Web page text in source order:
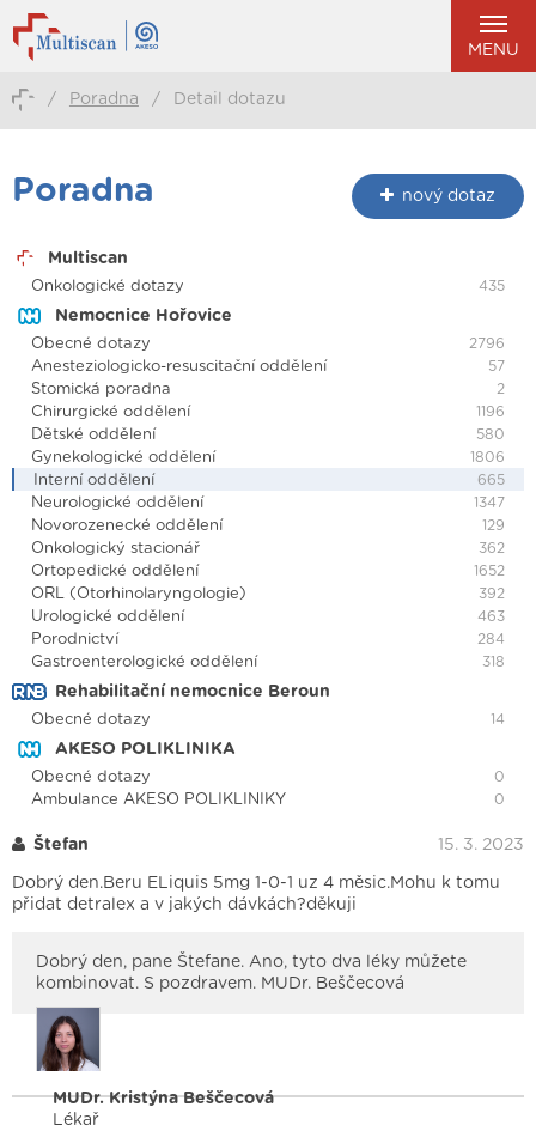
MENU
/ Poradna / Detail dotazu
Poradna nový dotaz
Multiscan
Onkologické dotazy 435
Nemocnice Hořovice
Obecné dotazy 2796
Anesteziologicko-resuscitační oddělení 57
Stomická poradna 2
Chirurgické oddělení 1196
Dětské oddělení 580
Gynekologické oddělení 1806
Interní oddělení 665
Neurologické oddělení 1347
Novorozenecké oddělení 129
Onkologický stacionář 362
Ortopedické oddělení 1652
ORL (Otorhinolaryngologie) 392
Urologické oddělení 463
Porodnictví 284
Gastroenterologické oddělení 318
Rehabilitační nemocnice Beroun
Obecné dotazy 14
AKESO POLIKLINIKA
Obecné dotazy 0
Ambulance AKESO POLIKLINIKY 0
Štefan 15. 3. 2023
Dobrý den.Beru ELiquis 5mg 1-0-1 uz 4 měsic.Mohu k tomu
přidat detralex a v jakých dávkách?děkuji
Dobrý den, pane Štefane. Ano, tyto dva léky můžete
kombinovat. S pozdravem. MUDr. Beščecová
MUDr. Kristýna Beščecová
Lékař